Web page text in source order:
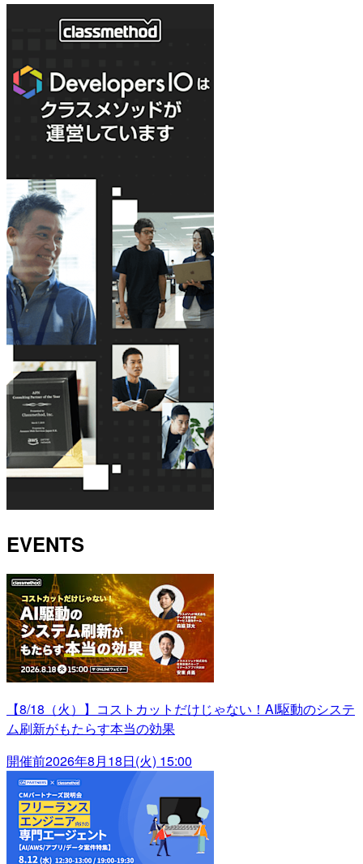
EVENTS
【8/18（火）】コストカットだけじゃない！AI駆動のシステ
ム刷新がもたらす本当の効果
開催前2026年8月18日(火) 15:00